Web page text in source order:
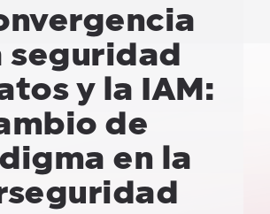
seguridad
y la IAM:
de
en la